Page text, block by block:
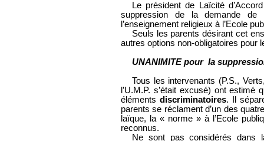
Le président de Laïcité
suppression de la demande de
l’enseignement religieux à l’Ecole
Seuls les parents désirant cet
autres options non-obligatoires pour
UNANIMITE pour la
Tous les intervenants (P.S.,
l’U.M.P. s’était excusé) ont
éléments discriminatoires. Il
parents se réclament d’un des
laïque, la « norme » à l’Ecole
reconnus.
Ne sont pas considérés dans